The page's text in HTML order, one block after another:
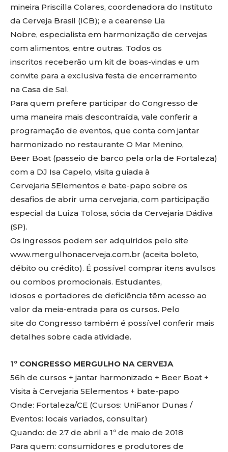
mineira Priscilla Colares, coordenadora do Instituto
da Cerveja Brasil (ICB); e a cearense Lia
Nobre, especialista em harmonização de cervejas
com alimentos, entre outras. Todos os
inscritos receberão um kit de boas-vindas e um
convite para a exclusiva festa de encerramento
na Casa de Sal.
Para quem prefere participar do Congresso de
uma maneira mais descontraída, vale conferir a
programação de eventos, que conta com jantar
harmonizado no restaurante O Mar Menino,
Beer Boat (passeio de barco pela orla de Fortaleza)
com a DJ Isa Capelo, visita guiada à
Cervejaria 5Elementos e bate-papo sobre os
desafios de abrir uma cervejaria, com participação
especial da Luiza Tolosa, sócia da Cervejaria Dádiva
(SP).
Os ingressos podem ser adquiridos pelo site
www.mergulhonacerveja.com.br (aceita boleto,
débito ou crédito). É possível comprar itens avulsos
ou combos promocionais. Estudantes,
idosos e portadores de deficiência têm acesso ao
valor da meia-entrada para os cursos. Pelo
site do Congresso também é possível conferir mais
detalhes sobre cada atividade.
1º CONGRESSO MERGULHO NA CERVEJA
56h de cursos + jantar harmonizado + Beer Boat +
Visita à Cervejaria 5Elementos + bate-papo
Onde: Fortaleza/CE (Cursos: UniFanor Dunas /
Eventos: locais variados, consultar)
Quando: de 27 de abril a 1º de maio de 2018
Para quem: consumidores e produtores de